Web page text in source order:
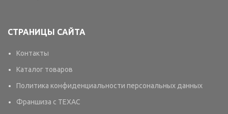
СТРАНИЦЫ САЙТА
Контакты
Каталог товаров
Политика конфиденциальности персональных данных
Франшиза с TEXAC